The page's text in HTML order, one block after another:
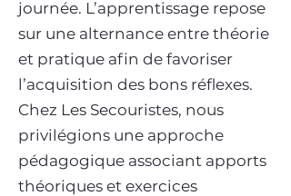
journée. L’apprentissage repose
sur une alternance entre théorie
et pratique afin de favoriser
l’acquisition des bons réflexes.
Chez Les Secouristes, nous
privilégions une approche
pédagogique associant apports
théoriques et exercices